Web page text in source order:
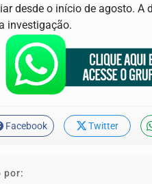
desde o início de agosto. A
investigação.
Facebook Twitter
por: